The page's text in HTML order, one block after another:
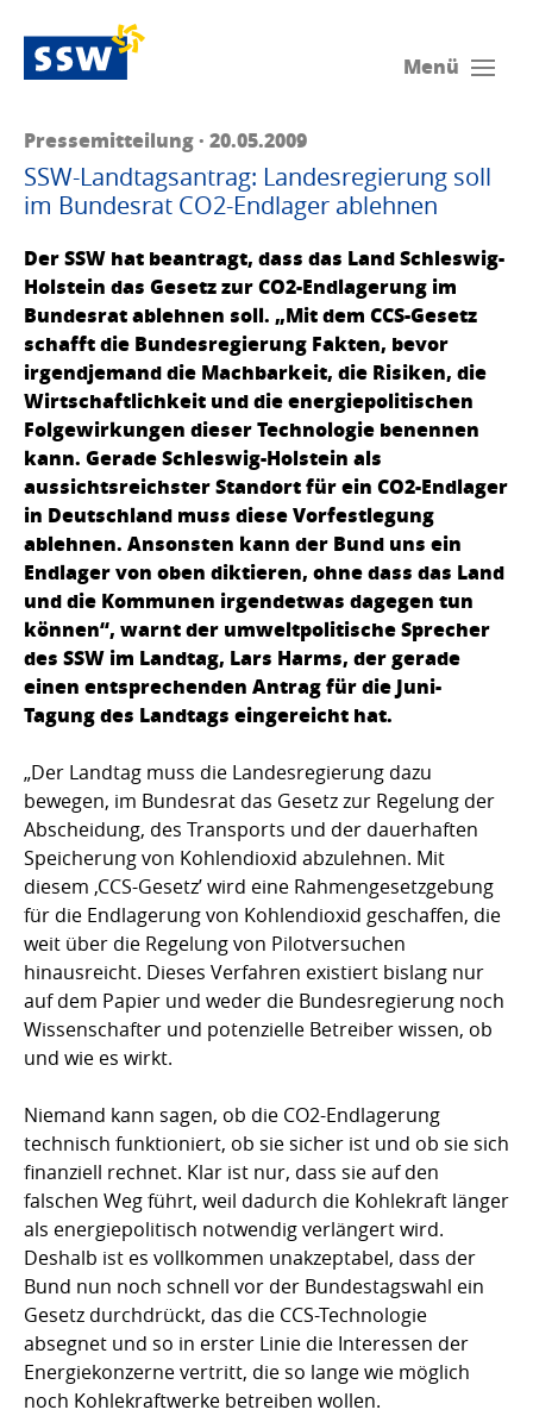
Menü
Pressemitteilung · 20.05.2009
SSW-Landtagsantrag: Landesregierung soll
im Bundesrat CO2-Endlager ablehnen
Der SSW hat beantragt, dass das Land Schleswig-
Holstein das Gesetz zur CO2-Endlagerung im
Bundesrat ablehnen soll. „Mit dem CCS-Gesetz
schafft die Bundesregierung Fakten, bevor
irgendjemand die Machbarkeit, die Risiken, die
Wirtschaftlichkeit und die energiepolitischen
Folgewirkungen dieser Technologie benennen
kann. Gerade Schleswig-Holstein als
aussichtsreichster Standort für ein CO2-Endlager
in Deutschland muss diese Vorfestlegung
ablehnen. Ansonsten kann der Bund uns ein
Endlager von oben diktieren, ohne dass das Land
und die Kommunen irgendetwas dagegen tun
können“, warnt der umweltpolitische Sprecher
des SSW im Landtag, Lars Harms, der gerade
einen entsprechenden Antrag für die Juni-
Tagung des Landtags eingereicht hat.
„Der Landtag muss die Landesregierung dazu
bewegen, im Bundesrat das Gesetz zur Regelung der
Abscheidung, des Transports und der dauerhaften
Speicherung von Kohlendioxid abzulehnen. Mit
diesem ‚CCS-Gesetz’ wird eine Rahmengesetzgebung
für die Endlagerung von Kohlendioxid geschaffen, die
weit über die Regelung von Pilotversuchen
hinausreicht. Dieses Verfahren existiert bislang nur
auf dem Papier und weder die Bundesregierung noch
Wissenschafter und potenzielle Betreiber wissen, ob
und wie es wirkt.
Niemand kann sagen, ob die CO2-Endlagerung
technisch funktioniert, ob sie sicher ist und ob sie sich
finanziell rechnet. Klar ist nur, dass sie auf den
falschen Weg führt, weil dadurch die Kohlekraft länger
als energiepolitisch notwendig verlängert wird.
Deshalb ist es vollkommen unakzeptabel, dass der
Bund nun noch schnell vor der Bundestagswahl ein
Gesetz durchdrückt, das die CCS-Technologie
absegnet und so in erster Linie die Interessen der
Energiekonzerne vertritt, die so lange wie möglich
noch Kohlekraftwerke betreiben wollen.